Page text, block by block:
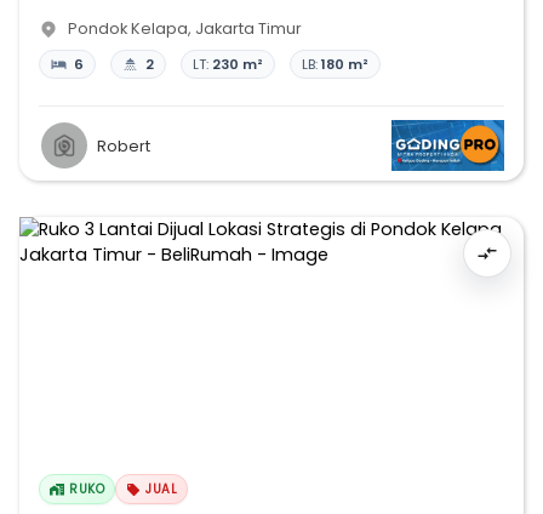
Pondok Kelapa, Jakarta Timur
6 2 LT: 230 m² LB:180 m²
Robert
RUKO JUAL